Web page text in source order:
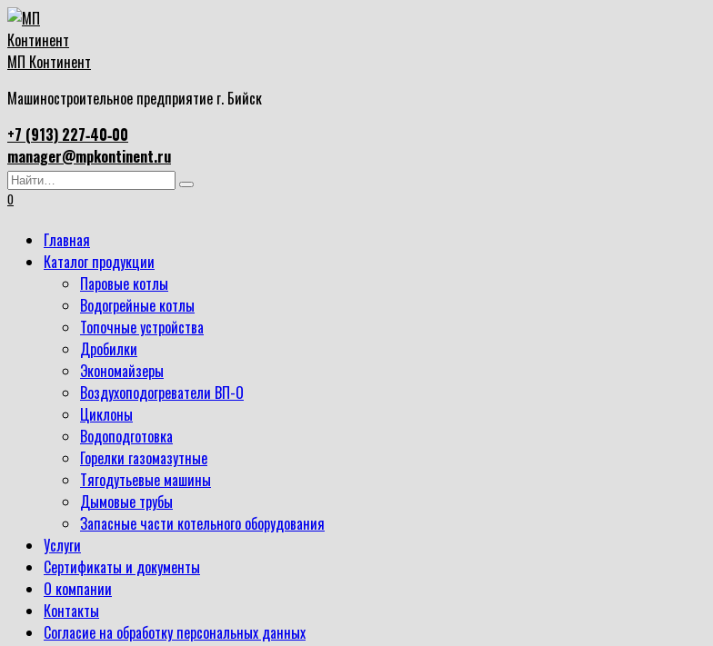
Перейти
к
содержанию
МП Континент
Машиностроительное предприятие г. Бийск
+7 (913) 227‑40‑00
manager@mpkontinent.ru
Search
for:
0
Главная
Каталог продукции
Паровые котлы
Водогрейные котлы
Топочные устройства
Дробилки
Экономайзеры
Воздухоподогреватели ВП-О
Циклоны
Водоподготовка
Горелки газомазутные
Тягодутьевые машины
Дымовые трубы
Запасные части котельного оборудования
Услуги
Сертификаты и документы
О компании
Контакты
Согласие на обработку персональных данных